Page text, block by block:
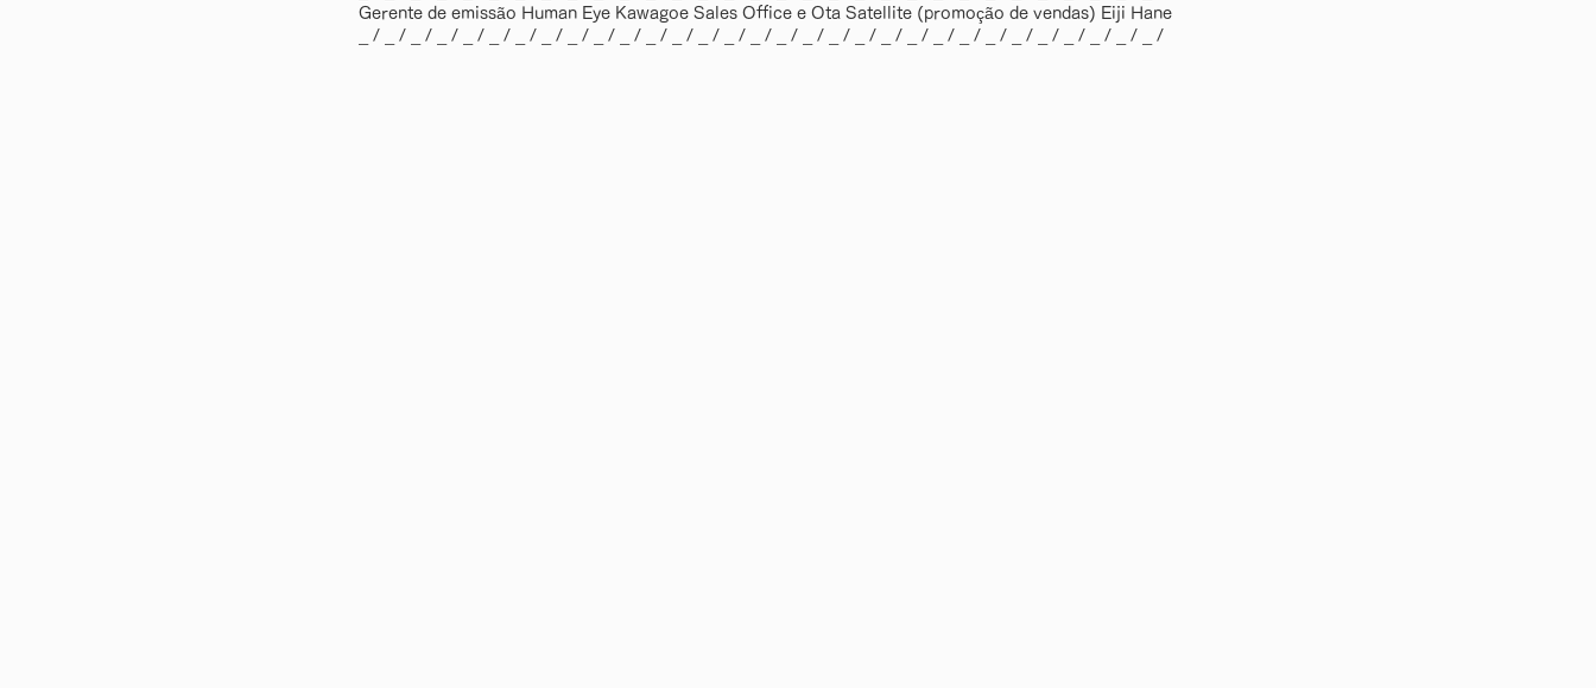
Gerente de emissão Human Eye Kawagoe Sales Office e Ota Satellite (promoção de vendas) Eiji Hane
_ / _ / _ / _ / _ / _ / _ / _ / _ / _ / _ / _ / _ / _ / _ / _ / _ / _ / _ / _ / _ / _ / _ / _ / _ / _ / _ / _ / _ / _ / _ /